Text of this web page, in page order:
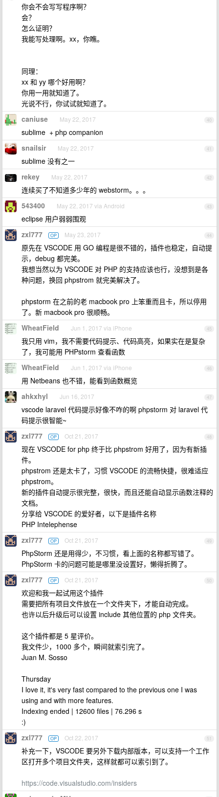
你会不会写写程序啊？
会？
怎么证明？
我能写处理啊。xx，你瞧。
同理：
xx 和 yy 哪个好用啊？
你用一用就知道了。
光说不行，你试试就知道了。
40
caniuse May 22, 2017
sublime + php companion
41
snailsir May 22, 2017
sublime 没有之一
42
rekey May 22, 2017
连续买了不知道多少年的 webstorm。。。
43
543400 May 22, 2017 via Android
eclipse 用户弱弱围观
44
zxl777 OP May 23, 2017
原先在 VSCODE 用 GO 编程是很不错的，插件也稳定，自动提
示，debug 都完美。
我想当然以为 VSCODE 对 PHP 的支持应该也行，没想到是各
种问题，换回 phpstrom 就完美解决了。
phpstorm 在之前的老 macbook pro 上笨重而且卡，所以停用
了。新 macbook pro 很顺畅。
45
WheatField Jun 1, 2017 via iPhone
我只用 vim，我不需要代码提示、代码高亮，如果实在是复杂
了，我可能用 PHPstorm 查看函数
46
WheatField Jun 1, 2017 via iPhone
用 Netbeans 也不错，能看到函数概览
47
ahkxhyl Jun 16, 2017
vscode laravel 代码提示好像不咋的啊 phpstorm 对 laravel 代
码提示很智能~
48
zxl777 OP Oct 21, 2017
现在 VSCODE for php 终于比 phpstrom 好用了，因为有新插
件。
phpstrom 还是太卡了，习惯 VSCODE 的流畅快捷，很难适应
phpstrom。
新的插件自动提示很完整，很快，而且还能自动显示函数注释的
文档。
分享给 VSCODE 的爱好者，以下是插件名称
PHP Intelephense
49
zxl777 OP Oct 21, 2017
PhpStorm 还是用得少，不习惯，看上面的名称都写错了。
PhpStorm 卡的问题可能是哪里没设置好，懒得折腾了。
50
zxl777 OP Oct 21, 2017
欢迎和我一起试用这个插件
需要把所有项目文件放在一个文件夹下，才能自动完成。
也许以后升级后可以设置 include 其他位置的 php 文件夹。
这个插件都是 5 星评价。
我文件少，1000 多个，瞬间就索引完了。
Juan M. Sosso
Thursday
I love it, it's very fast compared to the previous one I was
using and with more features.
Indexing ended | 12600 files | 76.296 s
:)
51
zxl777 OP Oct 22, 2017
补充一下，VSCODE 要另外下载内部版本，可以支持一个工作
区打开多个项目文件夹，这样就都可以索引到了。
https://code.visualstudio.com/insiders